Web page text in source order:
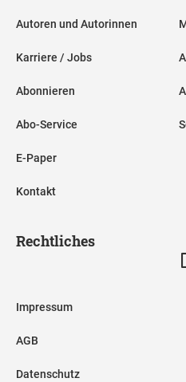
Autoren und Autorinnen
Karriere / Jobs
Abonnieren
Abo-Service
E-Paper
Kontakt
Rechtliches
Impressum
AGB
Datenschutz